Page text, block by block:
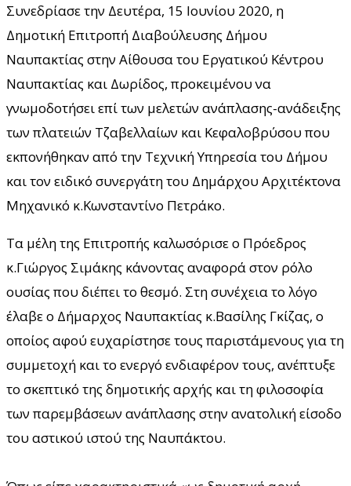
Συνεδρίασε την Δευτέρα, 15 Ιουνίου 2020, η
Δημοτική Επιτροπή Διαβούλευσης Δήμου
Ναυπακτίας στην Αίθουσα του Εργατικού Κέντρου
Ναυπακτίας και Δωρίδος, προκειμένου να
γνωμοδοτήσει επί των μελετών ανάπλασης-ανάδειξης
των πλατειών Τζαβελλαίων και Κεφαλοβρύσου που
εκπονήθηκαν από την Τεχνική Υπηρεσία του Δήμου
και τον ειδικό συνεργάτη του Δημάρχου Αρχιτέκτονα
Μηχανικό κ.Κωνσταντίνο Πετράκο.
Τα μέλη της Επιτροπής καλωσόρισε ο Πρόεδρος
κ.Γιώργος Σιμάκης κάνοντας αναφορά στον ρόλο
ουσίας που διέπει το θεσμό. Στη συνέχεια το λόγο
έλαβε ο Δήμαρχος Ναυπακτίας κ.Βασίλης Γκίζας, ο
οποίος αφού ευχαρίστησε τους παριστάμενους για τη
συμμετοχή και το ενεργό ενδιαφέρον τους, ανέπτυξε
το σκεπτικό της δημοτικής αρχής και τη φιλοσοφία
των παρεμβάσεων ανάπλασης στην ανατολική είσοδο
του αστικού ιστού της Ναυπάκτου.